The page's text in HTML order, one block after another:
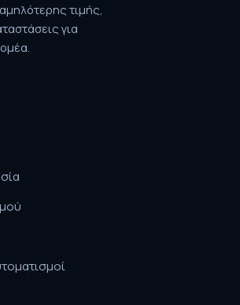
τιμής,
για